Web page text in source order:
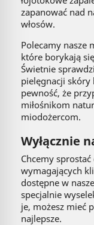
zapanować nad
włosów.
Polecamy nasze
które borykają
Świetnie
pielęgnacji
pewność, że
miłośnikom
miodożercom.
Wyłącznie
Chcemy
wymagających
dostępne w
specjalnie
je, możesz mieć
najlepsze.